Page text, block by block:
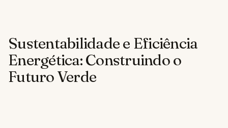
Sustentabilidade e Eficiência
Energética: Construindo o
Futuro Verde